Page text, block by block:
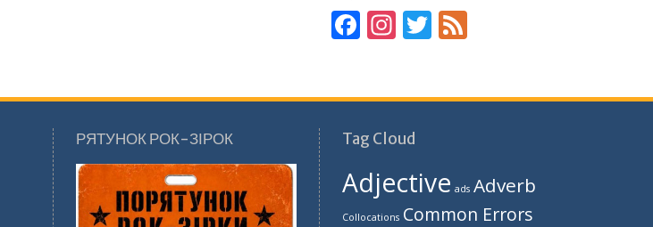
F
b
o
o
k
In
gr
a
m
T
er
F
d
РЯТУНОК РОК-ЗІРОК Tag Cloud
Adjective ads Adverb
Collocations Common Errors